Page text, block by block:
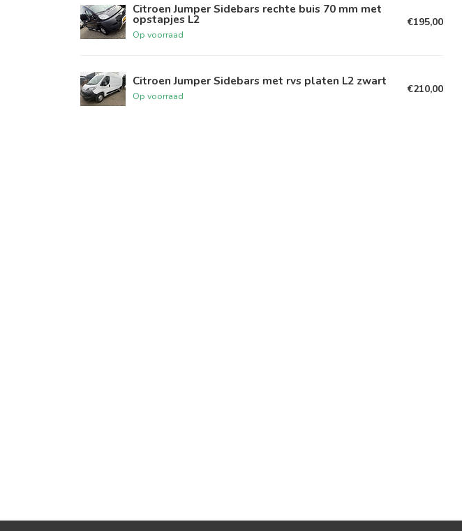
Citroen Jumper Sidebars rechte buis 70 mm met
opstapjes L2
Op voorraad
€195,00
Citroen Jumper Sidebars met rvs platen L2 zwart
Op voorraad
€210,00